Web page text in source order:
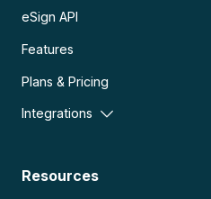
eSign API
Features
Plans & Pricing
Integrations
Resources